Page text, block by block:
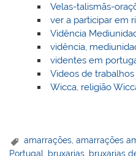
Velas-talismãs-
ver a participar em
Vidência
vidência,
videntes em
Videos de
Wicca, religião
amarrações,amarrações
Portugal
bruxarias bruxarias